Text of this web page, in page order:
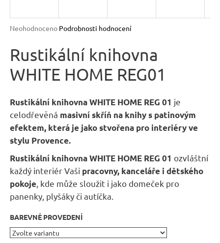
Průměrné
produktu
je
0,0
z
hvězdiček.
Neohodnoceno Podrobnosti hodnocení
Rustikální knihovna
WHITE HOME REG01
Rustikální knihovna WHITE HOME REG 01 je
celodřevěná masivní skříň na knihy s patinovým
efektem, která je jako stvořena pro interiéry ve
stylu Provence.
Rustikální knihovna WHITE HOME REG 01 ozvláštní
každý interiér Vaši pracovny, kanceláře i dětského
pokoje , kde může sloužit i jako domeček pro
panenky, plyšáky či autíčka.
BAREVNÉ PROVEDENÍ
a
í
t
?
HLEDAT
D
o
p
o
r
u